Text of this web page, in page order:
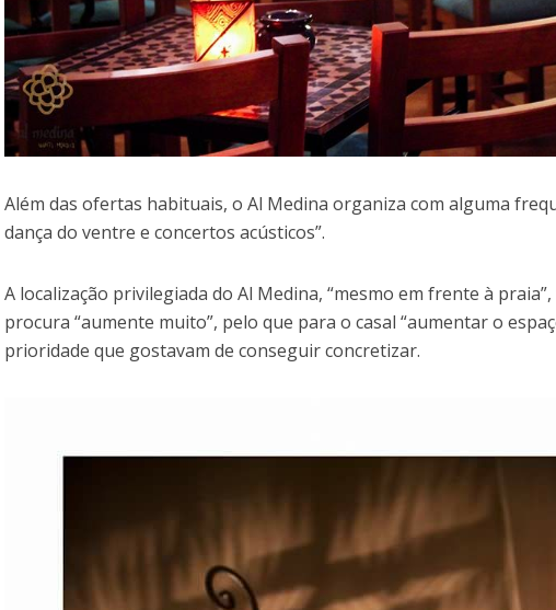
Além das ofertas habituais, o Al Medina organiza com alguma
dança do ventre e concertos acústicos”.
A localização privilegiada do Al Medina, “mesmo em frente à
procura “aumente muito”, pelo que para o casal “aumentar o
prioridade que gostavam de conseguir concretizar.